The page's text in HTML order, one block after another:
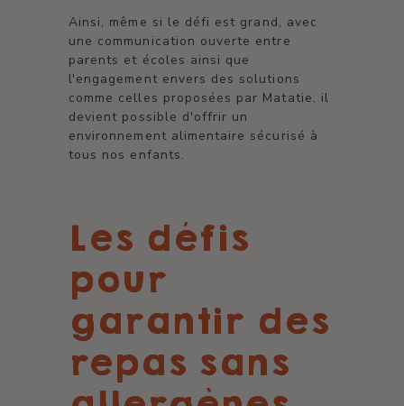
Ainsi, même si le défi est grand, avec
une communication ouverte entre
parents et écoles ainsi que
l'engagement envers des solutions
comme celles proposées par Matatie, il
devient possible d'offrir un
environnement alimentaire sécurisé à
tous nos enfants.
Les défis
pour
garantir des
repas sans